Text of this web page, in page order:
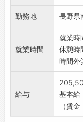
勤務地 長野県
就業時間
就業時
休憩時
時間外
給与
基本
（賃